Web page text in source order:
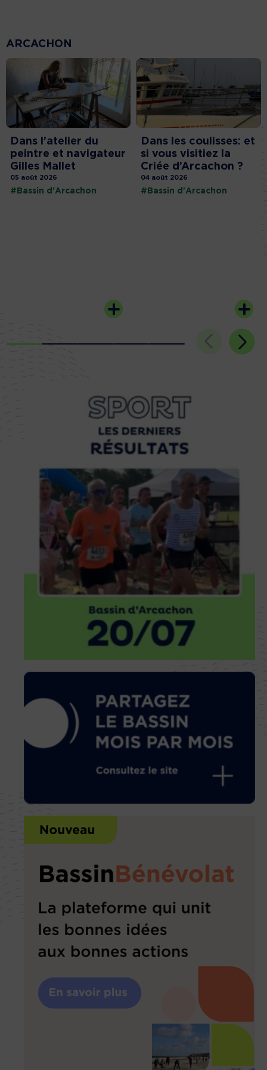
ARCACHON
Dans l’atelier du
peintre et navigateur
Gilles Mallet
05 août 2026
#Bassin d'Arcachon
Dans les coulisses: et
si vous visitiez la
Criée d’Arcachon ?
04 août 2026
#Bassin d'Arcachon